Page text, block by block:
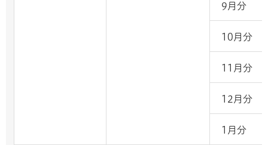
9月分
10月分
11月分
12月分
1月分